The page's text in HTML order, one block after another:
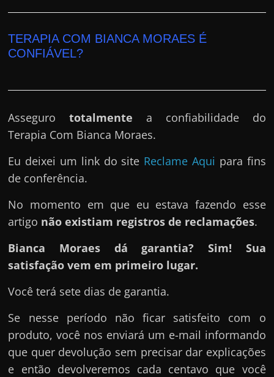
TERAPIA COM BIANCA MORAES É
CONFIÁVEL?
Assegurototalmente a confiabilidade do
Terapia Com Bianca Moraes.
Eu deixei um link do site Reclame Aqui para fins
de conferência.
No momento em que eu estava fazendo esse
artigo não existiam registros de reclamações.
Bianca Moraes dá garantia? Sim! Sua
satisfação vem em primeiro lugar.
Você terá sete dias de garantia.
Se nesse período não ficar satisfeito com o
produto, você nos enviará um e-mail informando
que quer devolução sem precisar dar explicações
e então devolveremos cada centavo que você